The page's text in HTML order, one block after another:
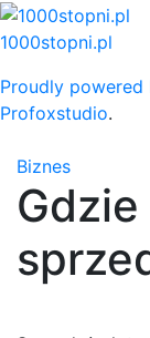
Skip
to
1000stopni.pl
Proudly powered
Profoxstudio.
Biznes